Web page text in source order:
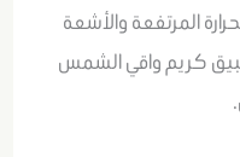
المرتفعة والأشعة
كريم واقي الشمس